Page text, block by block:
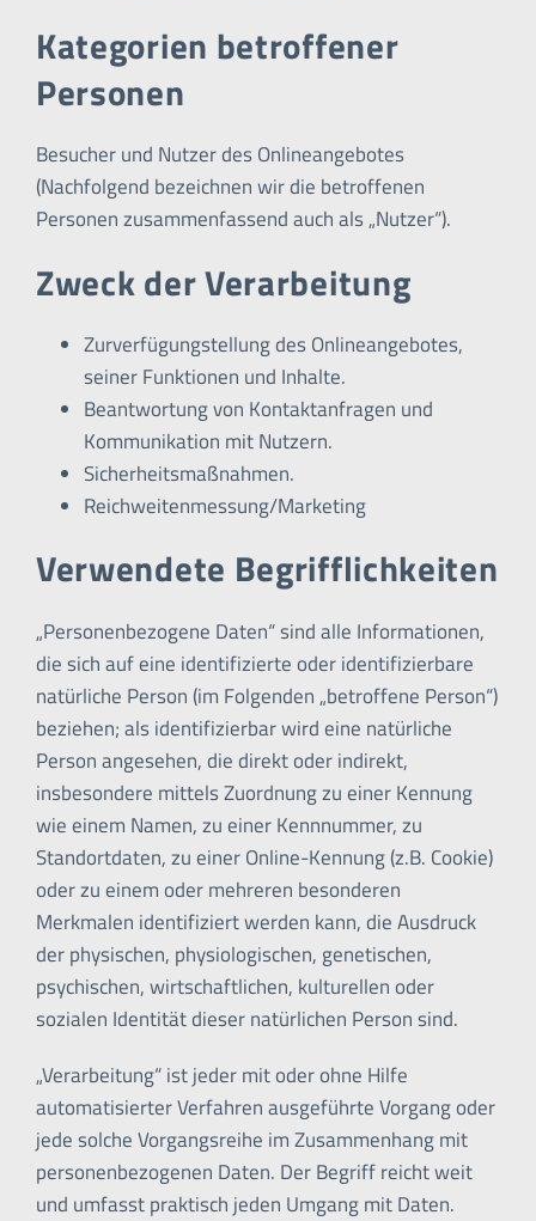
Kategorien betroffener
Personen
Besucher und Nutzer des Onlineangebotes
(Nachfolgend bezeichnen wir die betroffenen
Personen zusammenfassend auch als „Nutzer“).
Zweck der Verarbeitung
Zurverfügungstellung des Onlineangebotes,
seiner Funktionen und Inhalte.
Beantwortung von Kontaktanfragen und
Kommunikation mit Nutzern.
Sicherheitsmaßnahmen.
Reichweitenmessung/Marketing
Verwendete Begrifflichkeiten
„Personenbezogene Daten“ sind alle Informationen,
die sich auf eine identifizierte oder identifizierbare
natürliche Person (im Folgenden „betroffene Person“)
beziehen; als identifizierbar wird eine natürliche
Person angesehen, die direkt oder indirekt,
insbesondere mittels Zuordnung zu einer Kennung
wie einem Namen, zu einer Kennnummer, zu
Standortdaten, zu einer Online-Kennung (z.B. Cookie)
oder zu einem oder mehreren besonderen
Merkmalen identifiziert werden kann, die Ausdruck
der physischen, physiologischen, genetischen,
psychischen, wirtschaftlichen, kulturellen oder
sozialen Identität dieser natürlichen Person sind.
„Verarbeitung“ ist jeder mit oder ohne Hilfe
automatisierter Verfahren ausgeführte Vorgang oder
jede solche Vorgangsreihe im Zusammenhang mit
personenbezogenen Daten. Der Begriff reicht weit
und umfasst praktisch jeden Umgang mit Daten.